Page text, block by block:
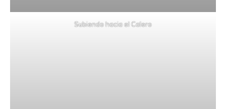
Subiendo hacia el Calero